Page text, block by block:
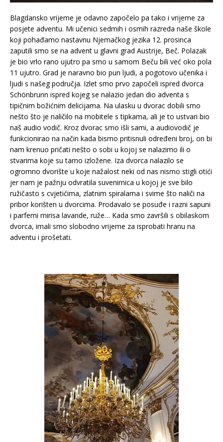
Blagdansko vrijeme je odavno započelo pa tako i vrijeme za
posjete adventu. Mi učenici sedmih i osmih razreda naše škole
koji pohađamo nastavnu Njemačkog jezika 12. prosinca
zaputili smo se na advent u glavni grad Austrije, Beč. Polazak
je bio vrlo rano ujutro pa smo u samom Beču bili već oko pola
11 ujutro. Grad je naravno bio pun ljudi, a pogotovo učenika i
ljudi s našeg područja. Izlet smo prvo započeli ispred dvorca
Schönbrunn ispred kojeg se nalazio jedan dio adventa s
tipičnim božićnim delicijama. Na ulasku u dvorac dobili smo
nešto što je naličilo na mobitele s tipkama, ali je to ustvari bio
naš audio vodič. Kroz dvorac smo išli sami, a audiovodič je
funkcionirao na način kada bismo pritisnuli određeni broj, on bi
nam krenuo pričati nešto o sobi u kojoj se nalazimo ili o
stvarima koje su tamo izložene. Iza dvorca nalazilo se
ogromno dvorište u koje nažalost neki od nas nismo stigli otići
jer nam je pažnju odvratila suvenirnica u kojoj je sve bilo
ružičasto s cvjetićima, zlatnim spiralama i svime što naliči na
pribor korišten u dvorcima. Prodavalo se posuđe i razni sapuni
i parfemi mirisa lavande, ruže… Kada smo završili s obilaskom
dvorca, imali smo slobodno vrijeme za isprobati hranu na
adventu i prošetati.